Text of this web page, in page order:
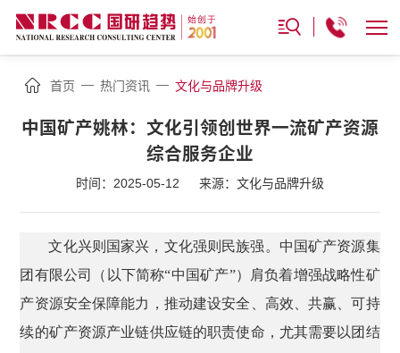
首页 — 热门资讯 — 文化与品牌升级
中国矿产姚林：文化引领创世界一流矿产资源
综合服务企业
时间：2025-05-12 来源：文化与品牌升级
文化兴则国家兴，文化强则民族强。中国矿产资源集
团有限公司（以下简称“中国矿产”）肩负着增强战略性矿
产资源安全保障能力，推动建设安全、高效、共赢、可持
续的矿产资源产业链供应链的职责使命，尤其需要以团结